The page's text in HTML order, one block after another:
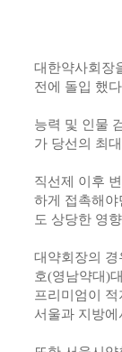
대한약사회장
전에 돌입 했
능력 및 인물
가 당선의 최
직선제 이후
하게 접촉해
도 상당한 영
대약회장의
호(영남약대)
프리미엄이
서울과 지방